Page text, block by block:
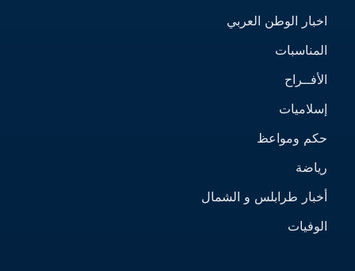
اخبار الوطن العربي
المناسبات
الأفــراح
إسلاميات
حكم ومواعظ
رياضة
أخبار طرابلس و الشمال
الوفيات